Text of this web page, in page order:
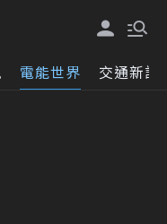
電能世界 交通新訊